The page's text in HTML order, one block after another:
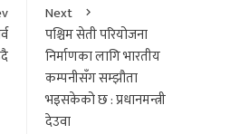
Next
पश्चिम सेती परियोजना
निर्माणका लागि भारतीय
कम्पनीसँग सम्झौता
भइसकेको छ : प्रधानमन्त्री
देउवा